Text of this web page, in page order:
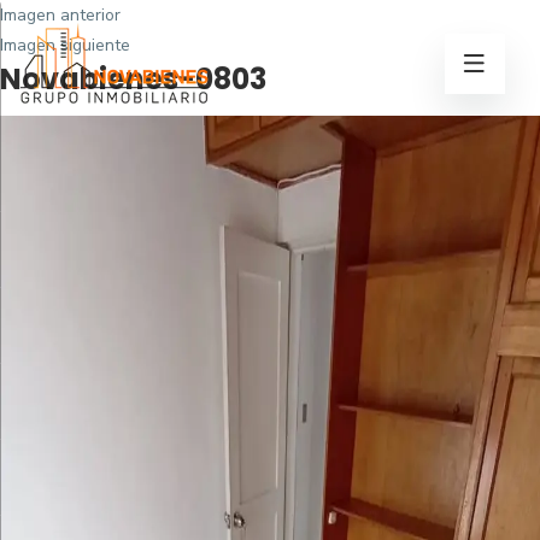
Imagen anterior
Imagen siguiente
Novabienes-0803